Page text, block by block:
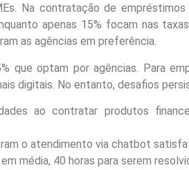
Na contratação de
apenas 15% focam nas
as agências em preferência.
que optam por agências. Para
digitais. No entanto, desafios
ao contratar produtos
o atendimento via chatbot
média, 40 horas para serem